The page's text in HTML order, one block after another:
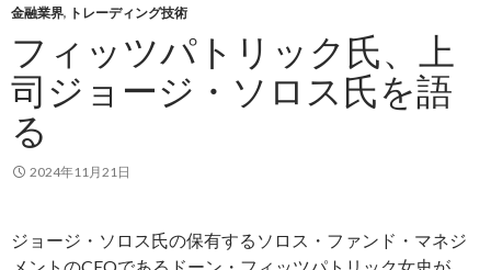
金融業界, トレーディング技術
フィッツパトリック氏、上
司ジョージ・ソロス氏を語
る
2024年11月21日
ジョージ・ソロス氏の保有するソロス・ファンド・マネジ